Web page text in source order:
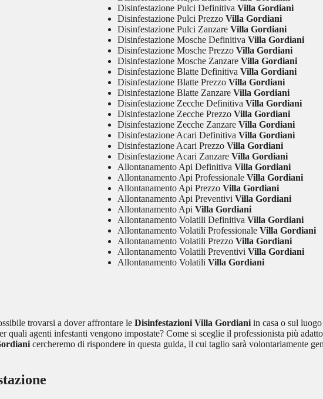
Disinfestazione Pulci Definitiva Villa Gordiani
Disinfestazione Pulci Prezzo Villa Gordiani
Disinfestazione Pulci Zanzare Villa Gordiani
Disinfestazione Mosche Definitiva Villa Gordiani
Disinfestazione Mosche Prezzo Villa Gordiani
Disinfestazione Mosche Zanzare Villa Gordiani
Disinfestazione Blatte Definitiva Villa Gordiani
Disinfestazione Blatte Prezzo Villa Gordiani
Disinfestazione Blatte Zanzare Villa Gordiani
Disinfestazione Zecche Definitiva Villa Gordiani
Disinfestazione Zecche Prezzo Villa Gordiani
Disinfestazione Zecche Zanzare Villa Gordiani
Disinfestazione Acari Definitiva Villa Gordiani
Disinfestazione Acari Prezzo Villa Gordiani
Disinfestazione Acari Zanzare Villa Gordiani
Allontanamento Api Definitiva Villa Gordiani
Allontanamento Api Professionale Villa Gordiani
Allontanamento Api Prezzo Villa Gordiani
Allontanamento Api Preventivi Villa Gordiani
Allontanamento Api Villa Gordiani
Allontanamento Volatili Definitiva Villa Gordiani
Allontanamento Volatili Professionale Villa Gordiani
Allontanamento Volatili Prezzo Villa Gordiani
Allontanamento Volatili Preventivi Villa Gordiani
Allontanamento Volatili Villa Gordiani
trovarsi a dover affrontare leDisinfestazioni Villa Gordiani in casa o sul
quali agenti infestanti vengono impostate? Come si sceglie il professionista più
cercheremo di rispondere in questa guida, il cui taglio sarà volontariamente